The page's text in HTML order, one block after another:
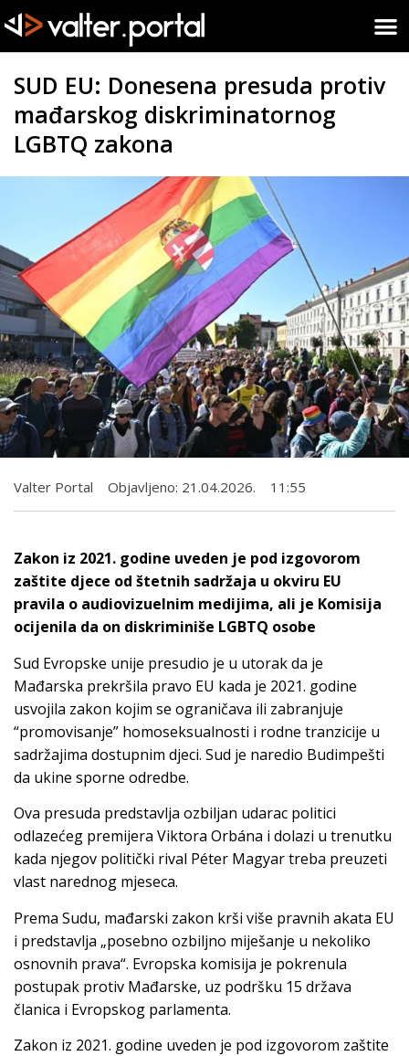
SUD EU: Donesena presuda protiv
mađarskog diskriminatornog
LGBTQ zakona
Valter Portal Objavljeno: 21.04.2026. 11:55
Zakon iz 2021. godine uveden je pod izgovorom
zaštite djece od štetnih sadržaja u okviru EU
pravila o audiovizuelnim medijima, ali je Komisija
ocijenila da on diskriminiše LGBTQ osobe
Sud Evropske unije presudio je u utorak da je
Mađarska prekršila pravo EU kada je 2021. godine
usvojila zakon kojim se ograničava ili zabranjuje
“promovisanje” homoseksualnosti i rodne tranzicije u
sadržajima dostupnim djeci. Sud je naredio Budimpešti
da ukine sporne odredbe.
Ova presuda predstavlja ozbiljan udarac politici
odlazećeg premijera Viktora Orbána i dolazi u trenutku
kada njegov politički rival Péter Magyar treba preuzeti
vlast narednog mjeseca.
Prema Sudu, mađarski zakon krši više pravnih akata EU
i predstavlja „posebno ozbiljno miješanje u nekoliko
osnovnih prava“. Evropska komisija je pokrenula
postupak protiv Mađarske, uz podršku 15 država
članica i Evropskog parlamenta.
Zakon iz 2021. godine uveden je pod izgovorom zaštite